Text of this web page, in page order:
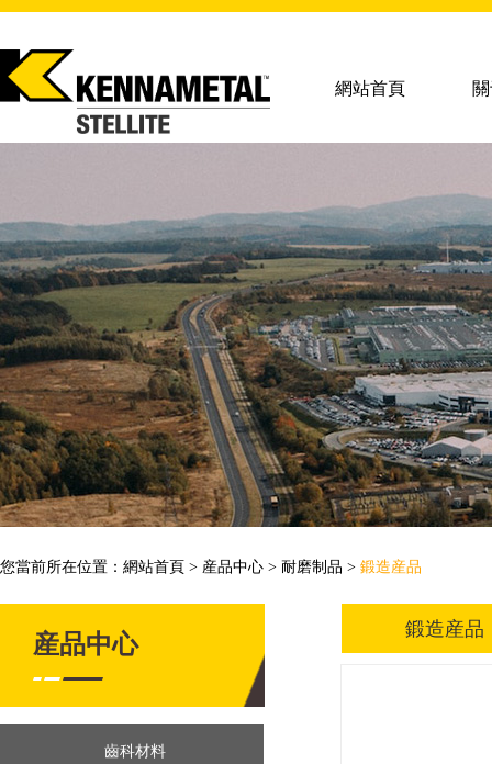
網站首頁
您當前所在位置： 網站首頁 > 産品中心 > 耐磨制品 > 鍛造産品
鍛造産品
産品中心
齒科材料